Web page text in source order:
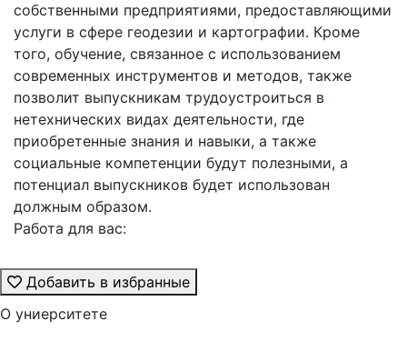
собственными предприятиями, предоставляющими
услуги в сфере геодезии и картографии. Кроме
того, обучение, связанное с использованием
современных инструментов и методов, также
позволит выпускникам трудоустроиться в
нетехнических видах деятельности, где
приобретенные знания и навыки, а также
социальные компетенции будут полезными, а
потенциал выпускников будет использован
должным образом.
Работа для вас:
Добавить в избранные
О униерситете